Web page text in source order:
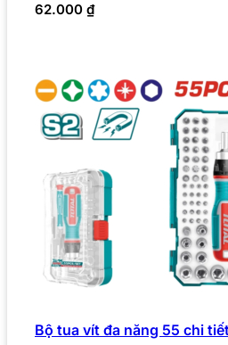
62.000 ₫
Bộ tua vít đa năng 55 chi